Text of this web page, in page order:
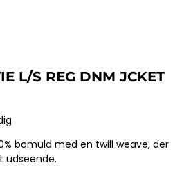
L/S REG DNM JCKET
bomuld med en twill weave, der
udseende.